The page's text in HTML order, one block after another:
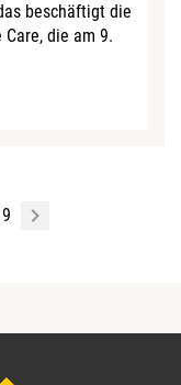
beschäftigt die
die am 9.
9